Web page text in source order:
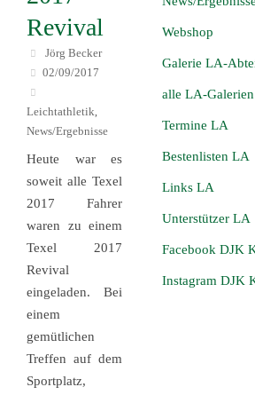
Revival
Jörg Becker
02/09/2017
Leichtathletik,
News/Ergebnisse
Heute war es
soweit alle Texel
2017 Fahrer
waren zu einem
Texel 2017
Revival
eingeladen. Bei
einem
gemütlichen
Treffen auf dem
Sportplatz,
Webshop
Galerie LA-
alle LA-Galerien
Termine LA
Bestenlisten LA
Links LA
Unterstützer LA
Facebook DJK
Instagram DJK